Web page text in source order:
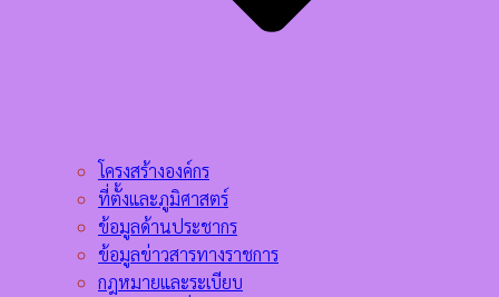
โครงสร้างองค์กร
ที่ตั้งและภูมิศาสตร์
ข้อมูลด้านประชากร
ข้อมูลข่าวสารทางราชการ
กฎหมายและระเบียบ